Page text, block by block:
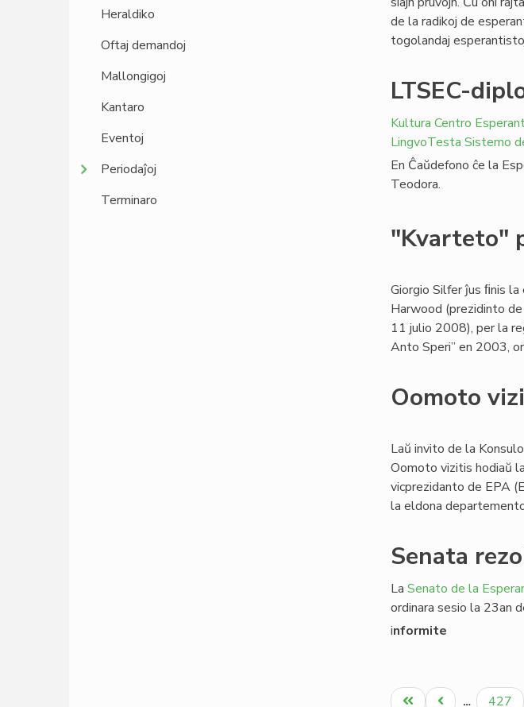
de la radikoj de
togolandaj
LTSEC-
Kultura Centro
LingvoTesta Sistemo
En Ĉaŭdefono ĉe la
Teodora.
"Kvarteto"
Giorgio Silfer ĵus ﬁnis
Harwood (prezidinto
11 julio 2008), per la
Anto Speri” en 2003,
Oomoto
Laŭ invito de la
Oomoto vizitis hodiaŭ
vicprezidanto de EPA
la eldona
Senata
La Senato de la
ordinara sesio la 23an
informite
Pagination
Unua Antaŭa
… Paĝo
427
Heraldiko
Oftaj demandoj
Mallongigoj
Kantaro
Eventoj
Periodaĵoj
Terminaro